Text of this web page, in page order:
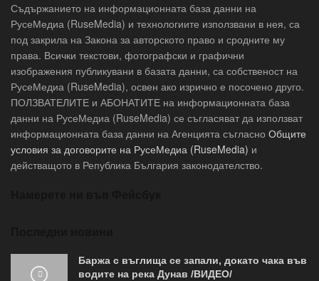
Съдържанието на информационната база данни на
РусеМедиа (RuseMedia) и технологиите използвани в нея, са
под закрила на Закона за авторското право и сродните му
права. Всички текстови, фотографски и графични
изображения публикувани в базата данни, са собственост на
РусеМедиа (RuseMedia), освен ако изрично е посочено друго.
ПОЛЗВАТЕЛИТЕ и АБОНАТИТЕ на информационната база
данни на РусеМедиа (RuseMedia) се съгласяват да използват
информационната база данни на Агенцията съгласно Общите
условия за договорите на РусеМедиа (RuseMedia) и
действащото в Република България законодателство.
Баржа с въглища се запали, докато чака във
водите на река Дунав /ВИДЕО/